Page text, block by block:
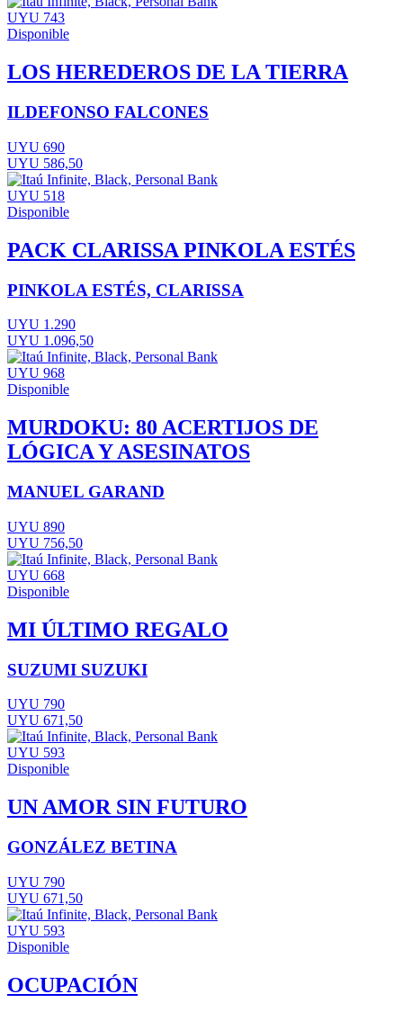
UYU 743
Disponible
LOS HEREDEROS DE LA TIERRA
ILDEFONSO FALCONES
UYU 690
UYU 586,50
UYU 518
Disponible
PACK CLARISSA PINKOLA ESTÉS
PINKOLA ESTÉS, CLARISSA
UYU 1.290
UYU 1.096,50
UYU 968
Disponible
MURDOKU: 80 ACERTIJOS DE
LÓGICA Y ASESINATOS
MANUEL GARAND
UYU 890
UYU 756,50
UYU 668
Disponible
MI ÚLTIMO REGALO
SUZUMI SUZUKI
UYU 790
UYU 671,50
UYU 593
Disponible
UN AMOR SIN FUTURO
GONZÁLEZ BETINA
UYU 790
UYU 671,50
UYU 593
Disponible
OCUPACIÓN